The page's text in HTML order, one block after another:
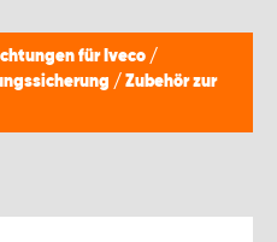
für Iveco /
/ Zubehör zur